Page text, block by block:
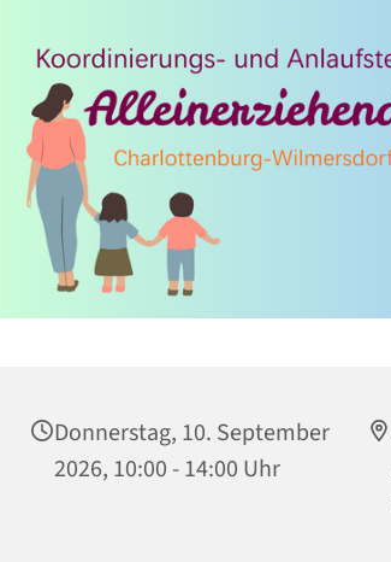
Donnerstag, 10. September
2026, 10:00 - 14:00 Uhr